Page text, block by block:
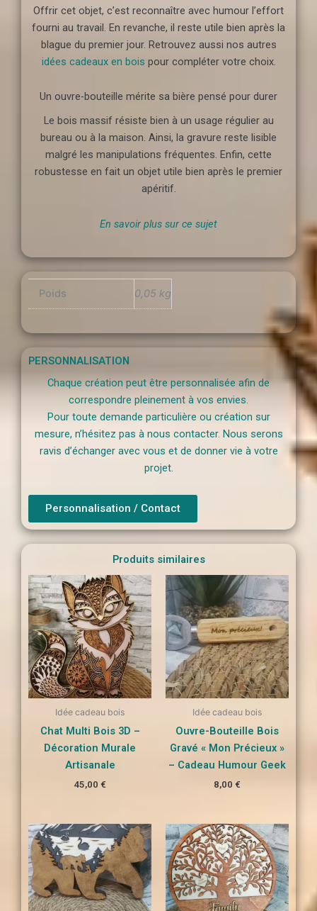
Offrir cet objet, c’est reconnaître avec humour l’effort
fourni au travail. En revanche, il reste utile bien après la
blague du premier jour. Retrouvez aussi nos autres
idées cadeaux en bois pour compléter votre choix.
Un ouvre-bouteille mérite sa bière pensé pour durer
Le bois massif résiste bien à un usage régulier au
bureau ou à la maison. Ainsi, la gravure reste lisible
malgré les manipulations fréquentes. Enfin, cette
robustesse en fait un objet utile bien après le premier
apéritif.
En savoir plus sur ce sujet
Poids 0,05 kg
PERSONNALISATION
Chaque création peut être personnalisée afin de
correspondre pleinement à vos envies.
Pour toute demande particulière ou création sur
mesure, n’hésitez pas à nous contacter. Nous serons
ravis d’échanger avec vous et de donner vie à votre
projet.
Personnalisation / Contact
Produits similaires
Idée cadeau bois
Chat Multi Bois 3D –
Décoration Murale
Artisanale
45,00 €
Idée cadeau bois
Ouvre-Bouteille Bois
Gravé « Mon Précieux »
– Cadeau Humour Geek
8,00 €